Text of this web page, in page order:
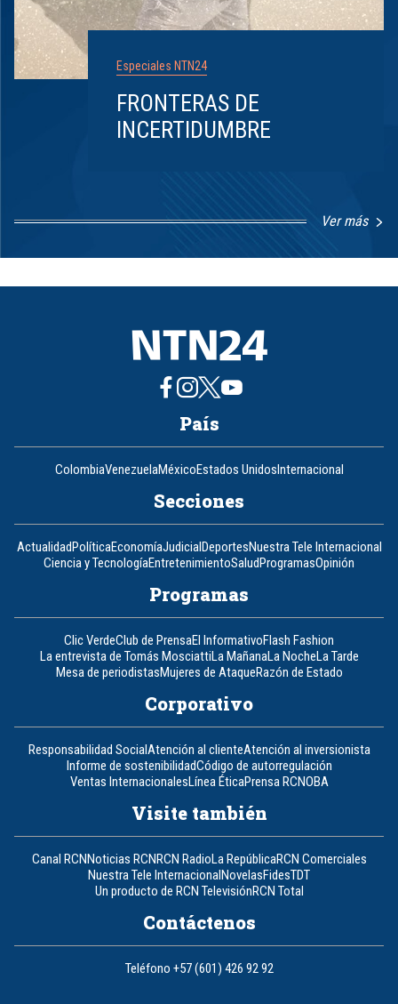
Especiales NTN24
FRONTERAS DE
INCERTIDUMBRE
Ver más
1
8
País
ColombiaVenezuelaMéxicoEstados UnidosInternacional
Secciones
ActualidadPolíticaEconomíaJudicialDeportesNuestra Tele Internacional
Ciencia y TecnologíaEntretenimientoSaludProgramasOpinión
Programas
Clic VerdeClub de PrensaEl InformativoFlash Fashion
La entrevista de Tomás MosciattiLa MañanaLa NocheLa Tarde
Mesa de periodistasMujeres de AtaqueRazón de Estado
Corporativo
Responsabilidad SocialAtención al clienteAtención al inversionista
Informe de sostenibilidadCódigo de autorregulación
Ventas InternacionalesLínea ÉticaPrensa RCNOBA
Visite también
Canal RCNNoticias RCNRCN RadioLa RepúblicaRCN Comerciales
Nuestra Tele InternacionalNovelasFidesTDT
Un producto de RCN TelevisiónRCN Total
Contáctenos
Teléfono +57 (601) 426 92 92